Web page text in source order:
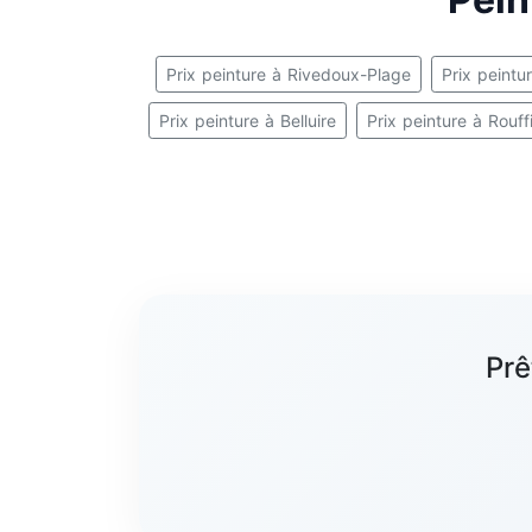
Prix peinture à Rivedoux-Plage Prix
Prix peinture à Belluire Prix peinture à